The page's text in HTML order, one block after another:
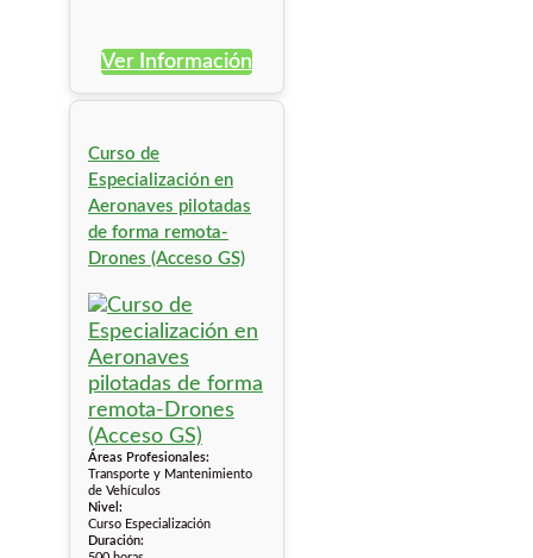
Ver Información
Curso de
Especialización en
Aeronaves pilotadas
de forma remota-
Drones (Acceso GS)
Áreas Profesionales:
Transporte y Mantenimiento
de Vehículos
Nivel:
Curso Especialización
Duración: